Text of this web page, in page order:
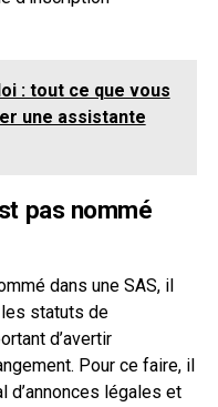
: tout ce que vous
une assistante
pas nommé
dans une SAS, il
statuts de
d’avertir
Pour ce faire, il
d’annonces légales et